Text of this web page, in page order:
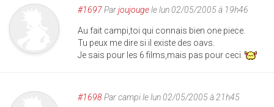
#1697Parjoujougele lun 02/05/2005 à 19h46
Au fait campi,toi qui connais bien one piece.
Tu peux me dire si il existe des oavs.
Je sais pour les 6 films,mais pas pour ceci.
#1698Parcampile lun 02/05/2005 à 21h45